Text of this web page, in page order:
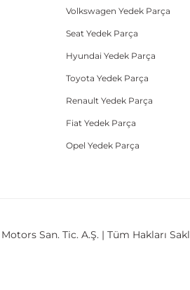
Volkswagen Yedek Parça
Seat Yedek Parça
Hyundai Yedek Parça
Toyota Yedek Parça
Renault Yedek Parça
Fiat Yedek Parça
Opel Yedek Parça
San. Tic. A.Ş. | Tüm Hakları